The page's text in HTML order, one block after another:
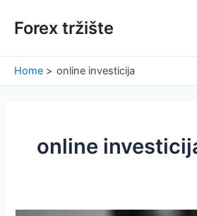
Forex tržište
Home online investicija
online